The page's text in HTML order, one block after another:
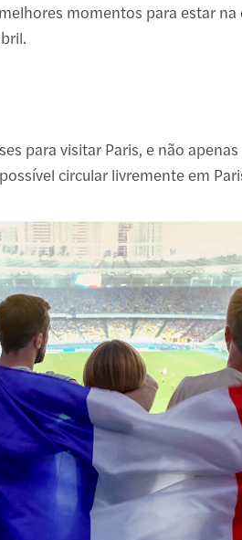
momentos para estar na
para visitar Paris, e não
circular livremente em